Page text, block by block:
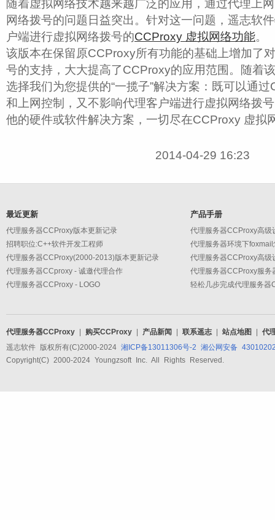
随着虚拟网络技术越来越广泛的应用，通过代理上
网络拨号的问题日益突出。针对这一问题，遥志软
户端进行虚拟网络拨号的CCProxy 虚拟网络功能。
该版本在保留原CCProxy所有功能的基础上增加了
号的支持，大大提高了CCProxy的应用范围。随着
选择我们为您提供的“一揽子”解决方案：既可以通
和上网控制，又不影响代理客户端进行虚拟网络拨
他的硬件或软件解决方案，一切尽在CCProxy 虚拟
2014-04-29 16:23
最近更新
代理服务器CCProxy版本更新记录
招聘职位:C++软件开发工程师
代理服务器CCProxy(2000-2013)版本更新记录
代理服务器CCproxy - 诚邀代理合作
代理服务器CCProxy - LOGO
产品手册
代理服务器环境下
代理服务器CCProxy服务
轻松几步完成代理服务器
代理服务器CCProxy 购买CCProxy 产品新闻 联系遥志 站点地图
代
遥志软件 版权所有(C)2000-2024 湘ICP备13011306号-2 湘公网安备
Copyright(C) 2000-2024 Youngzsoft Inc. All Rights Reserved.